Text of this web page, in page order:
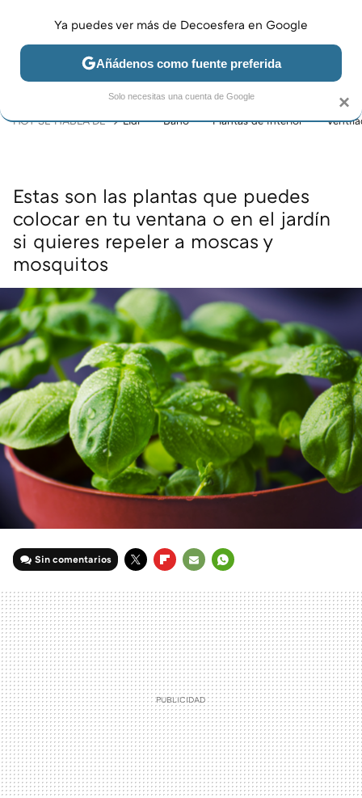
JARDÍN Y TERRAZA SALÓN DORMITORIO COCINA
HOY SE HABLA DE Lidl Baño Plantas de interior
Estas son las plantas que puedes
colocar en tu ventana o en el jardín
si quieres repeler a moscas y
mosquitos
Sin comentarios
MAIL
×
Ya puedes ver más de Decoesfera en Google
Añádenos como fuente preferida
Solo necesitas una cuenta de Google